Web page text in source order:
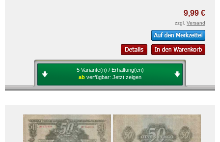
9,99 €
zzgl. Versand
5 Variante(n) / Erhaltung(en)
ab verfügbar: Jetzt zeigen